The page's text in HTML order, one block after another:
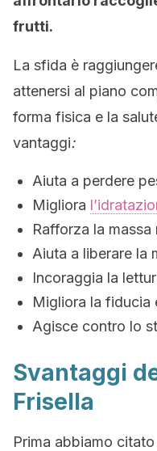
frutti.
La sfida è
attenersi al piano
forma fisica e la
vantaggi:
Aiuta a perdere
Migliora
Rafforza la massa
Aiuta a liberare la
Incoraggia la
Migliora la fiducia
Agisce contro lo
Svantaggi
Frisella
Prima abbiamo